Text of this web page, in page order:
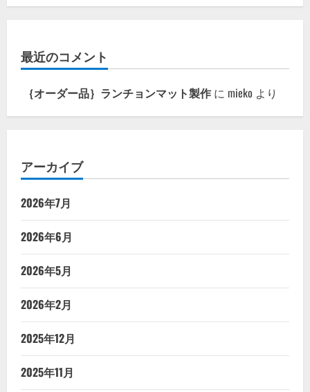
最近のコメント
｛オーダー品｝ランチョンマット製作 に mieko より
アーカイブ
2026年7月
2026年6月
2026年5月
2026年2月
2025年12月
2025年11月